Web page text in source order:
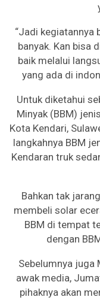
“Jadi kegiatannya
banyak. Kan bisa
baik melalui
yang ada di
Untuk diketahui
Minyak (BBM)
Kota Kendari,
langkahnya BBM
Kendaran truk
Bahkan tak
membeli solar
BBM di tempat
dengan
Sebelumnya juga
awak media,
pihaknya akan